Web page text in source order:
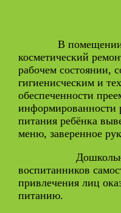
В помещении
косметический
рабочем состоянии,
гигиенисческим и
обеспеченности
информированности
питания ребёнка
меню, заверенное
Дошкольное
воспитанников
привлечения лиц
питанию.